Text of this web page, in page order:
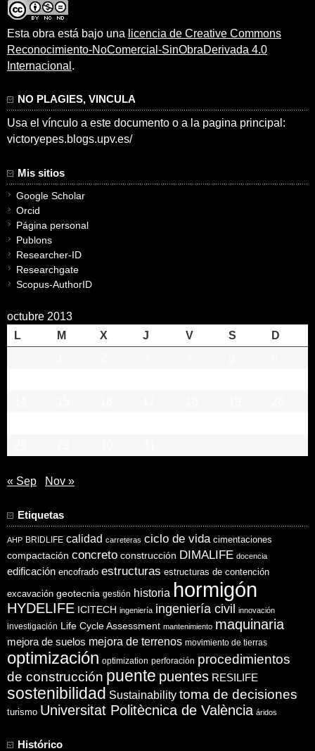
Esta obra está bajo una licencia de Creative Commons
Reconocimiento-NoComercial-SinObraDerivada 4.0
Internacional .
NO PLAGIES, VINCULA
Usa el vínculo a este documento o a la pagina principal:
victoryepes.blogs.upv.es/
Mis sitios
Google Scholar
Orcid
Página personal
Publons
Researcher-ID
Researchgate
Scopus-AuthorID
octubre 2013
L
M X J V S
D
« Sep Nov »
Etiquetas
AHP BRIDLIFE calidad carreteras ciclo de vida cimentaciones
compactación concreto construcción DIMALIFE docencia
edificación encofrado estructuras estructuras de contención
excavación geotecnia gestión historia hormigón
HYDELIFE ICITECH ingeniería ingeniería civil innovación
investigación Life Cycle Assessment mantenimiento maquinaria
mejora de suelos mejora de terrenos movimiento de tierras
optimización optimization perforación procedimientos
de construcción puente puentes RESILIFE
sostenibilidad Sustainability toma de decisiones
turismo Universitat Politècnica de València áridos
Histórico